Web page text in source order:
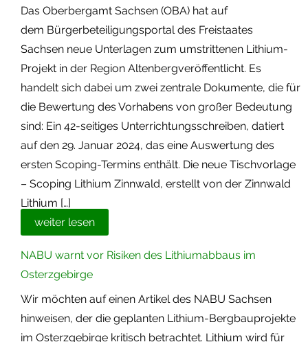
Das Oberbergamt Sachsen (OBA) hat auf
dem Bürgerbeteiligungsportal des Freistaates
Sachsen neue Unterlagen zum umstrittenen Lithium-
Projekt in der Region Altenbergveröffentlicht. Es
handelt sich dabei um zwei zentrale Dokumente, die für
die Bewertung des Vorhabens von großer Bedeutung
sind: Ein 42-seitiges Unterrichtungsschreiben, datiert
auf den 29. Januar 2024, das eine Auswertung des
ersten Scoping-Termins enthält. Die neue Tischvorlage
– Scoping Lithium Zinnwald, erstellt von der Zinnwald
Lithium […]
weiter lesen
NABU warnt vor Risiken des Lithiumabbaus im
Osterzgebirge
Wir möchten auf einen Artikel des NABU Sachsen
hinweisen, der die geplanten Lithium-Bergbauprojekte
im Osterzgebirge kritisch betrachtet. Lithium wird für